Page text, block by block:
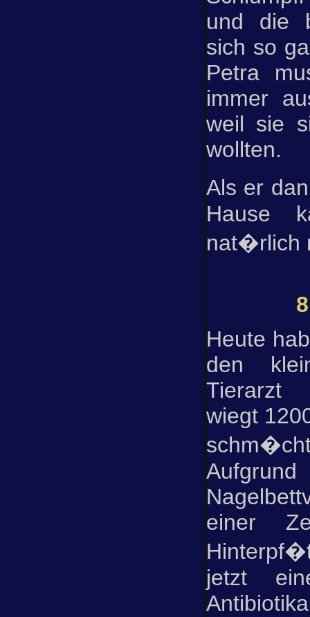
und die
sich so
Petra
immer
weil sie
wollten.
Als er
Hause
nat�rlich
Heute
den
Tierarzt
wiegt
einer
jetzt